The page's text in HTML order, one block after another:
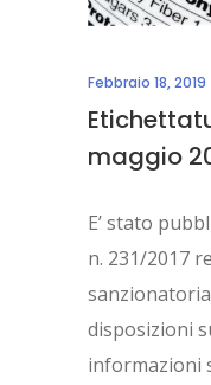
Febbraio 18, 2019
maggio
E’ stato
n. 231/2017
disposizioni
informazioni